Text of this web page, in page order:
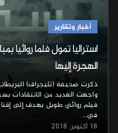
أخبار وتقارير
استراليا تمول فلما روائيا
الهجرة إليها
ذكرت صحيفة (تليجراف)
واجهت العديد من الانتقادات
فيلم روائي طويل يهدف إلى
في…
18 أكتوبر, 2018